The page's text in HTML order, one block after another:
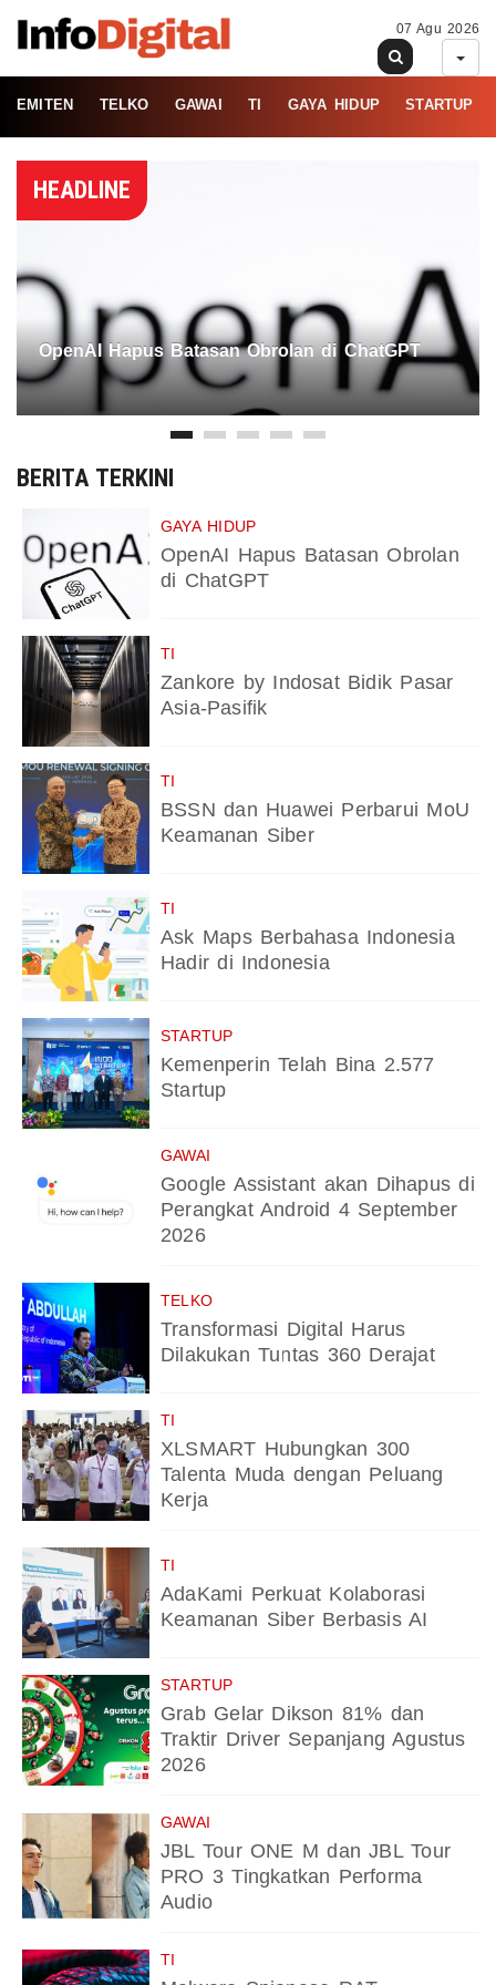
07 Agu 2026
EMITEN TELKO GAWAI TI GAYA HIDUP STARTUP
HEADLINE
OpenAI Hapus Batasan Obrolan di ChatGPT
BERITA TERKINI
GAYA HIDUP
OpenAI Hapus Batasan Obrolan
di ChatGPT
TI
Zankore by Indosat Bidik Pasar
Asia-Pasifik
TI
BSSN dan Huawei Perbarui MoU
Keamanan Siber
TI
Ask Maps Berbahasa Indonesia
Hadir di Indonesia
STARTUP
Kemenperin Telah Bina 2.577
Startup
GAWAI
Google Assistant akan Dihapus di
Perangkat Android 4 September
2026
TELKO
Transformasi Digital Harus
Dilakukan Tuntas 360 Derajat
TI
XLSMART Hubungkan 300
Talenta Muda dengan Peluang
Kerja
TI
AdaKami Perkuat Kolaborasi
Keamanan Siber Berbasis AI
STARTUP
Grab Gelar Dikson 81% dan
Traktir Driver Sepanjang Agustus
2026
GAWAI
JBL Tour ONE M dan JBL Tour
PRO 3 Tingkatkan Performa
Audio
TI